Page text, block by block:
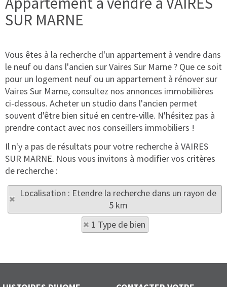
SUR MARNE
Vous êtes à la recherche d'un appartement à vendre dans
le neuf ou dans l'ancien sur Vaires Sur Marne ? Que ce soit
pour un logement neuf ou un appartement à rénover sur
Vaires Sur Marne, consultez nos annonces immobilières
ci-dessous. Acheter un studio dans l'ancien permet
souvent d'être bien situé en centre-ville. N'hésitez pas à
prendre contact avec nos conseillers immobiliers !
Il n'y a pas de résultats pour votre recherche à VAIRES
SUR MARNE. Nous vous invitons à modifier vos critères
de recherche :
Localisation : Etendre la recherche dans un rayon de
5 km
1 Type de bien